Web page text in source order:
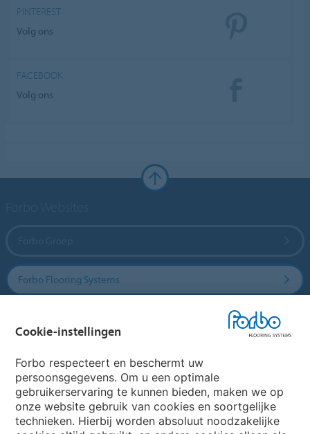
PINTEREST
Volg ons
FACEBOOK
Volg ons
Forbo Flooring Systems
Website
Kies uw land
Cookie-instellingen
Forbo respecteert en beschermt uw
persoonsgegevens. Om u een optimale
gebruikerservaring te kunnen bieden, maken we op
onze website gebruik van cookies en soortgelijke
technieken. Hierbij worden absoluut noodzakelijke